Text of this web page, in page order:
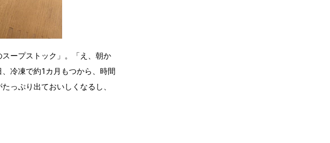
ープストック」。「え、朝か
冷凍で約1カ月もつから、時間
っぷり出ておいしくなるし、